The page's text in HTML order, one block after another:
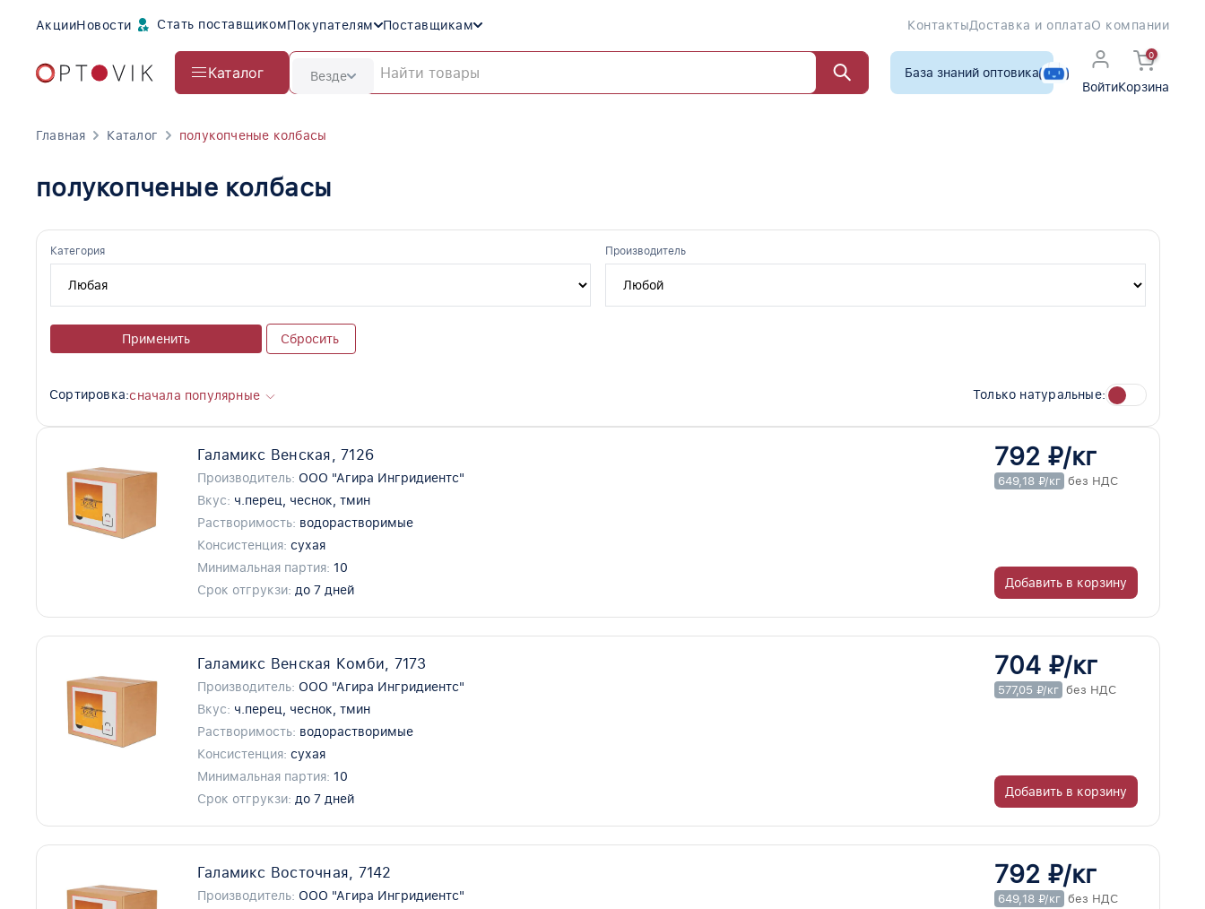
АкцииНовости Стать поставщикомПокупателям Поставщикам КонтактыДоставка и оплатаО компании
Каталог Везде
База знаний оптовика
Войти
0
Корзина
Главная Каталог полукопченые колбасы
полукопченые колбасы
Категория Производитель
Применить Сбросить
Сортировка:сначала популярные Только натуральные:
Галамикс Венская, 7126
Производитель: ООО "Агира Ингридиентс"
Вкус: ч.перец, чеснок, тмин
Растворимость: водорастворимые
Консистенция: сухая
Минимальная партия: 10
Срок отгрукзи: до 7 дней
792 ₽/кг
649,18 ₽/кг без НДС
Добавить в корзину
Галамикс Венская Комби, 7173
Производитель: ООО "Агира Ингридиентс"
Вкус: ч.перец, чеснок, тмин
Растворимость: водорастворимые
Консистенция: сухая
Минимальная партия: 10
Срок отгрукзи: до 7 дней
704 ₽/кг
577,05 ₽/кг без НДС
Добавить в корзину
Галамикс Восточная, 7142
Производитель: ООО "Агира Ингридиентс"
792 ₽/кг
649,18 ₽/кг без НДС